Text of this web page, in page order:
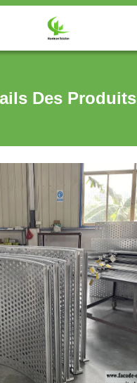
Des Produits